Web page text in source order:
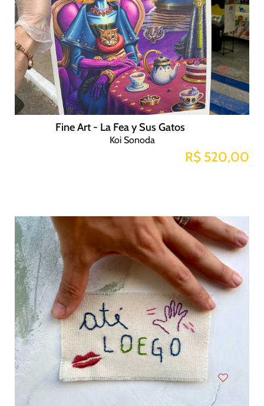
Fine Art - La Fea y Sus Gatos
Koi Sonoda
R$ 520,00